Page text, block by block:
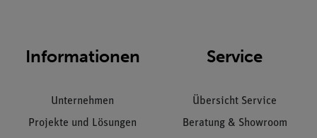
Informationen
Unternehmen
Projekte und Lösungen
Service
Übersicht Service
Beratung & Showroom